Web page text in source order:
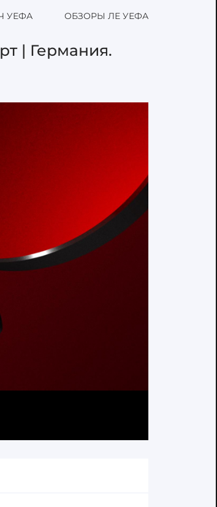
УЕФА ОБЗОРЫ ЛЕ УЕФА
| Германия.